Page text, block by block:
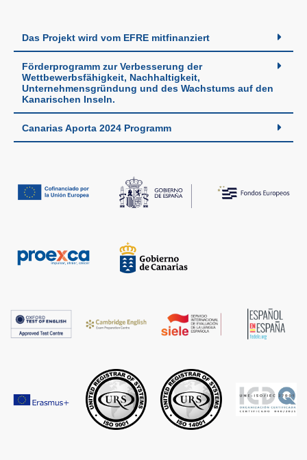
Das Projekt wird vom EFRE mitfinanziert
Förderprogramm zur Verbesserung der
Wettbewerbsfähigkeit, Nachhaltigkeit,
Unternehmensgründung und des Wachstums auf den
Kanarischen Inseln.
Canarias Aporta 2024 Programm